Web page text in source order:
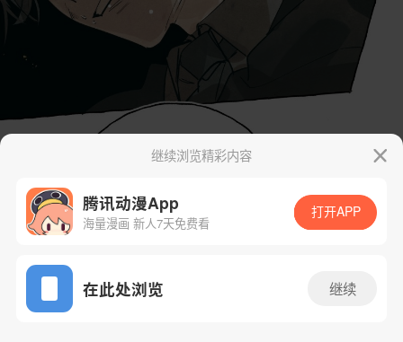
App免费看
继续浏览精彩内容
腾讯动漫App
海量漫画 新人7天免费看
打开APP
在此处浏览 继续